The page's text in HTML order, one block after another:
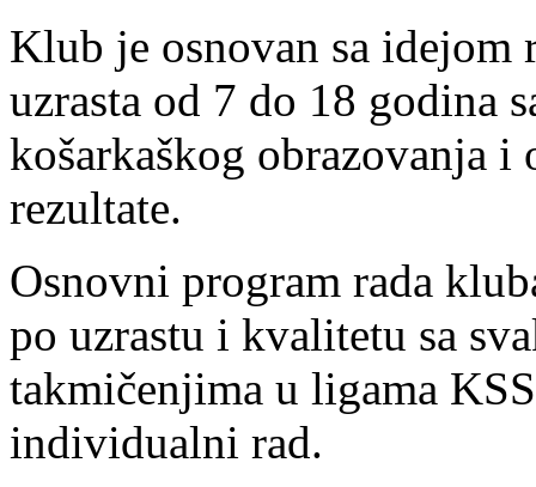
Klub je osnovan sa idejom
uzrasta od 7 do 18 godina
košarkaškog obrazovanja i
rezultate.
Osnovni program rada
po uzrastu i kvalitetu sa
takmičenjima u ligama
individualni rad.